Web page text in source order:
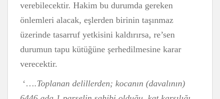
verebilecektir. Hakim bu durumda gereken
önlemleri alacak, eşlerden birinin taşınmaz
üzerinde tasarruf yetkisini kaldırırsa, re’sen
durumun tapu kütüğüne şerhedilmesine karar
verecektir.
‘….Toplanan delillerden; kocanın (davalının)